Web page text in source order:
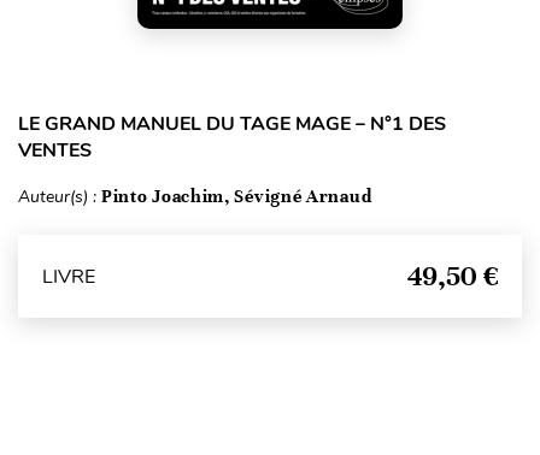
LE GRAND MANUEL DU TAGE MAGE – N°1 DES
VENTES
Auteur(s) : Pinto Joachim, Sévigné Arnaud
LIVRE 49,50 €